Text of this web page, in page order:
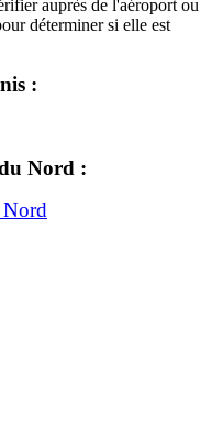
auprès de l'aéroport ou
déterminer si elle est
:
Nord :